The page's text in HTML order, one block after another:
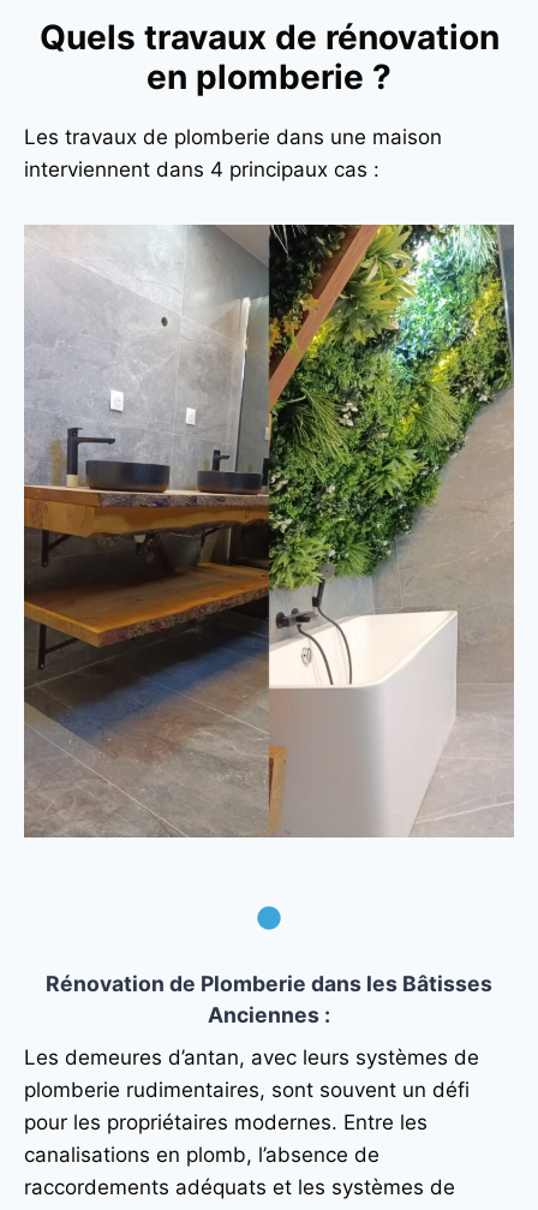
Quels travaux de rénovation
en plomberie ?
Les travaux de plomberie dans une maison
interviennent dans 4 principaux cas :
Rénovation de Plomberie dans les Bâtisses
Anciennes :
Les demeures d’antan, avec leurs systèmes de
plomberie rudimentaires, sont souvent un défi
pour les propriétaires modernes. Entre les
canalisations en plomb, l’absence de
raccordements adéquats et les systèmes de